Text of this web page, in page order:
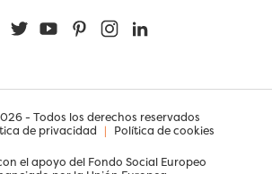
FacebookTwitterYouTubePinterestInstagram
- Todos los derechos reservados
de privacidad | Política de cookies
el apoyo del Fondo Social Europeo